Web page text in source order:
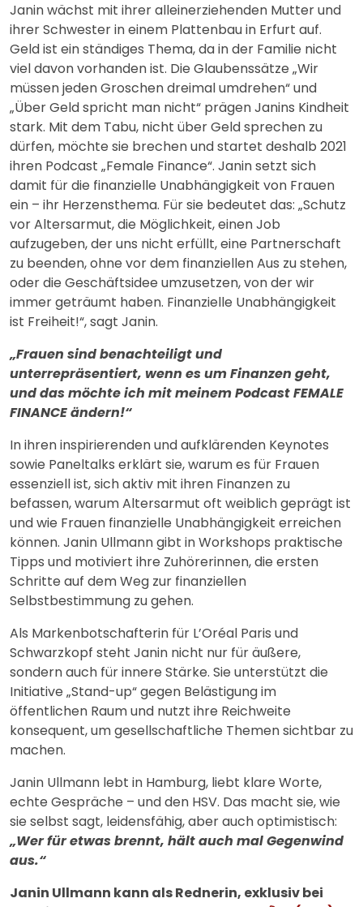
Janin wächst mit ihrer alleinerziehenden Mutter und
ihrer Schwester in einem Plattenbau in Erfurt auf.
Geld ist ein ständiges Thema, da in der Familie nicht
viel davon vorhanden ist. Die Glaubenssätze „Wir
müssen jeden Groschen dreimal umdrehen“ und
„Über Geld spricht man nicht“ prägen Janins Kindheit
stark. Mit dem Tabu, nicht über Geld sprechen zu
dürfen, möchte sie brechen und startet deshalb 2021
ihren Podcast „Female Finance“. Janin setzt sich
damit für die finanzielle Unabhängigkeit von Frauen
ein – ihr Herzensthema. Für sie bedeutet das: „Schutz
vor Altersarmut, die Möglichkeit, einen Job
aufzugeben, der uns nicht erfüllt, eine Partnerschaft
zu beenden, ohne vor dem finanziellen Aus zu stehen,
oder die Geschäftsidee umzusetzen, von der wir
immer geträumt haben. Finanzielle Unabhängigkeit
ist Freiheit!“, sagt Janin.
„Frauen sind benachteiligt und
unterrepräsentiert, wenn es um Finanzen geht,
und das möchte ich mit meinem Podcast FEMALE
FINANCE ändern!“
In ihren inspirierenden und aufklärenden Keynotes
sowie Paneltalks erklärt sie, warum es für Frauen
essenziell ist, sich aktiv mit ihren Finanzen zu
befassen, warum Altersarmut oft weiblich geprägt ist
und wie Frauen finanzielle Unabhängigkeit erreichen
können. Janin Ullmann gibt in Workshops praktische
Tipps und motiviert ihre Zuhörerinnen, die ersten
Schritte auf dem Weg zur finanziellen
Selbstbestimmung zu gehen.
Als Markenbotschafterin für L’Oréal Paris und
Schwarzkopf steht Janin nicht nur für äußere,
sondern auch für innere Stärke. Sie unterstützt die
Initiative „Stand-up“ gegen Belästigung im
öffentlichen Raum und nutzt ihre Reichweite
konsequent, um gesellschaftliche Themen sichtbar zu
machen.
Janin Ullmann lebt in Hamburg, liebt klare Worte,
echte Gespräche – und den HSV. Das macht sie, wie
sie selbst sagt, leidensfähig, aber auch optimistisch:
„Wer für etwas brennt, hält auch mal Gegenwind
aus.“
Janin Ullmann kann als Rednerin, exklusiv bei